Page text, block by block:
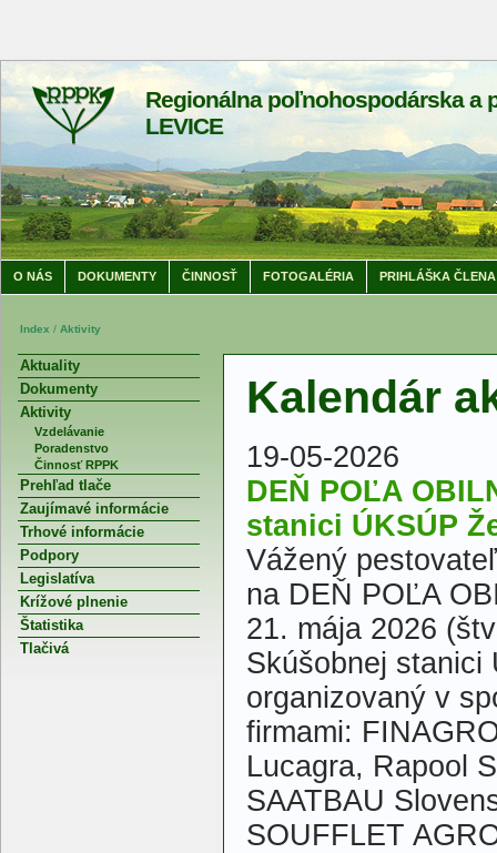
Regionálna poľnohospodárska a
LEVICE
O NÁS DOKUMENTY ČINNOSŤ FOTOGALÉRIA PRIHLÁŠKA ČLENA
Index / Aktivity
Aktuality
Dokumenty
Aktivity
Vzdelávanie
Poradenstvo
Činnosť RPPK
Prehľad tlače
Zaujímavé informácie
Trhové informácie
Podpory
Legislatíva
Krížové plnenie
Štatistika
Tlačivá
Kalendár
19-05-2026
DEŇ POĽA
stanici ÚKSÚP
Vážený
na DEŇ POĽA
21. mája 2026
Skúšobnej stanici
organizovaný v
firmami:
Lucagra, Rapool
SAATBAU
SOUFFLET